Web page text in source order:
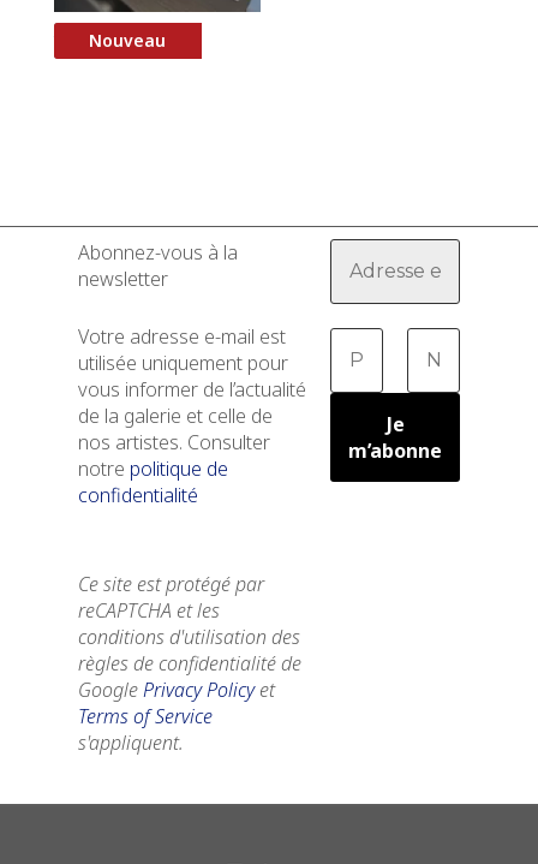
Nouveau
Yo-yo Pep’s
Abonnez-vous à la
newsletter
Votre adresse e-mail est
utilisée uniquement pour
vous informer de l’actualité
de la galerie et celle de
nos artistes. Consulter
notre politique de
confidentialité
Ce site est protégé par
reCAPTCHA et les
conditions d'utilisation des
règles de confidentialité de
GooglePrivacy Policyet
Terms of Service
s'appliquent.